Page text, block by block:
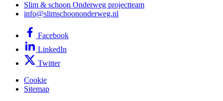
Slim & schoon Onderweg projectteam
info@slimschoononderweg.nl
Facebook
LinkedIn
Twitter
Cookie
Sitemap